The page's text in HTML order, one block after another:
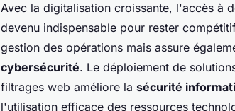
Avec la digitalisation croissante, l'accès à
devenu indispensable pour rester
gestion des opérations mais assure
cybersécurité. Le déploiement de
filtrages web améliore la sécurité
l'utilisation efficace des ressources